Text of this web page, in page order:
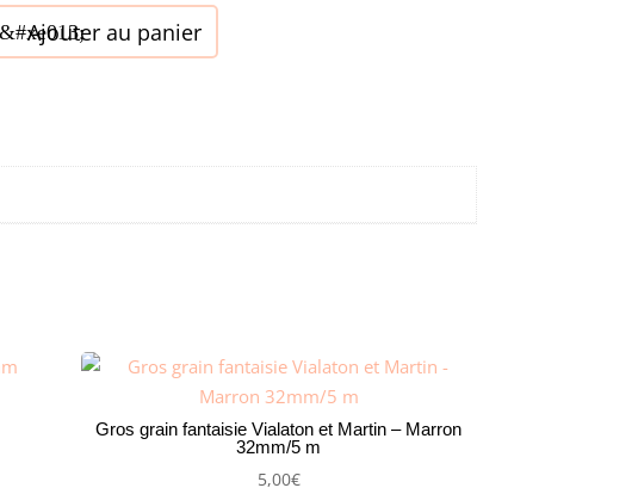
Ajouter au panier
Gros grain fantaisie Vialaton et Martin – Marron
32mm/5 m
5,00€